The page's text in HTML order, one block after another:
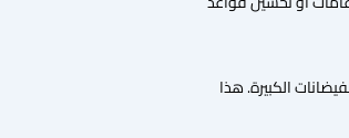
الكبيرة. هذا